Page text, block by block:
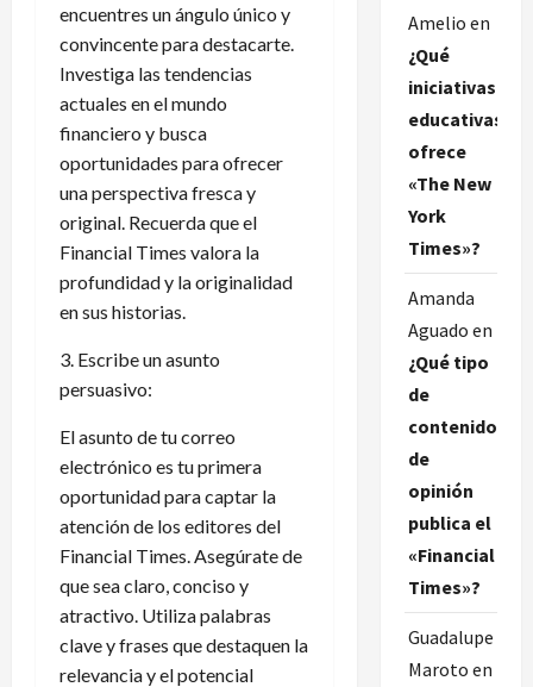
encuentres un ángulo único y
convincente para destacarte.
Investiga las tendencias
actuales en el mundo
financiero y busca
oportunidades para ofrecer
una perspectiva fresca y
original. Recuerda que el
Financial Times valora la
profundidad y la originalidad
en sus historias.
3. Escribe un asunto
persuasivo:
El asunto de tu correo
electrónico es tu primera
oportunidad para captar la
atención de los editores del
Financial Times. Asegúrate de
que sea claro, conciso y
atractivo. Utiliza palabras
clave y frases que destaquen la
relevancia y el potencial
Amelio en
¿Qué
iniciativas
educativas
ofrece
«The New
York
Times»?
Amanda
Aguado en
¿Qué tipo
de
contenido
de
opinión
publica el
«Financial
Times»?
Guadalupe
Maroto en